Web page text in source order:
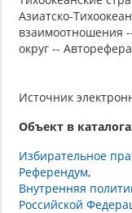
Азиатско-
взаимоотношения
округ --
Источник
Объект в
Избирательное
Референдум
Внутренняя
Российской